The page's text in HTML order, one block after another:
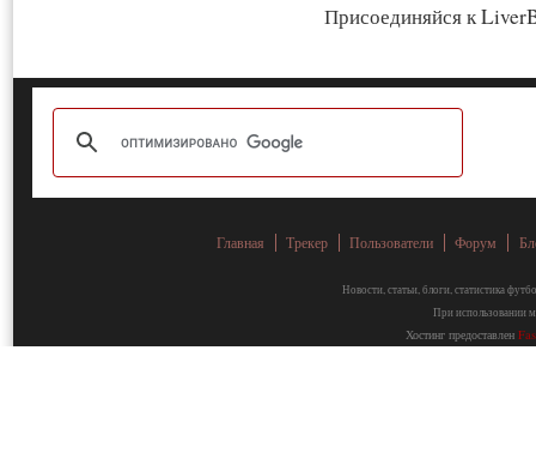
Присоединяйся к
Главная Трекер Пользователи Форум
Новости, статьи, блоги, статистика
При использовании
Хостинг предоставлен